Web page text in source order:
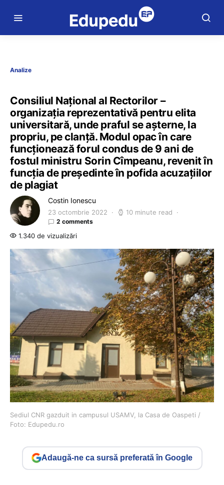
Analize
Consiliul Național al Rectorilor –
organizația reprezentativă pentru elita
universitară, unde praful se așterne, la
propriu, pe clanță. Modul opac în care
funcționează forul condus de 9 ani de
fostul ministru Sorin Cîmpeanu, revenit în
funcția de președinte în pofida acuzațiilor
de plagiat
Costin Ionescu
23 octombrie 2022 10 minute read
2 comments
1.340 de vizualizări
Sediul CNR gazduit in campusul USAMV, la Casa de Oaspeti /
Foto: Edupedu.ro
Adaugă-ne ca sursă preferată în Google